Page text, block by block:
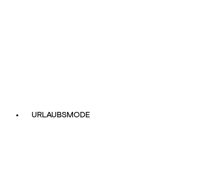
URLAUBSMODE